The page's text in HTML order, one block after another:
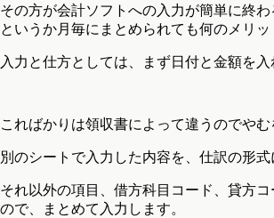
その方が会計ソフトへの入力が簡単に終わ
というか月毎にまとめられても何のメリッ
入力と仕方としては、まず日付と金額を入
こればかりは領収書によって違うのでやむ
別のシートで入力した内容を、仕訳の形式
それ以外の項目、借方科目コード、貸方
ので、まとめて入力します。